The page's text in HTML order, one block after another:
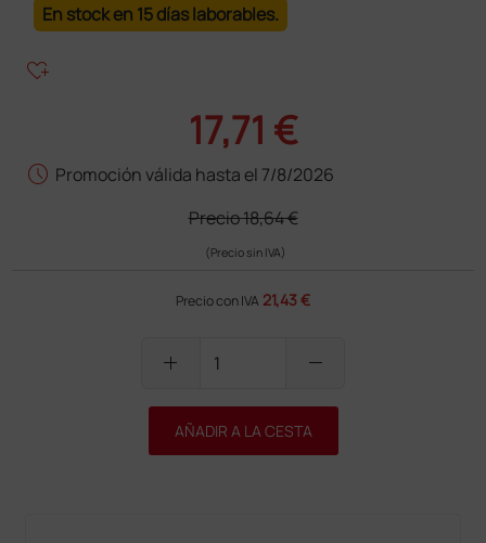
En stock en 15 días laborables.
heart_plus
17,71 €
schedule Promoción válida hasta el 7/8/2026
Precio18,64 €
(Precio sin IVA)
Precio con IVA 21,43 €
add remove
AÑADIR A LA CESTA